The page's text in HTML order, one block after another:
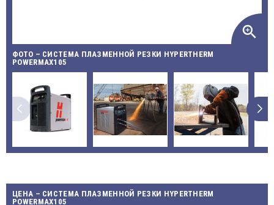
zoom_in
ФОТО – СИСТЕМА ПЛАЗМЕННОЙ РЕЗКИ HYPERTHERM
POWERMAX105
ЦЕНА – СИСТЕМА ПЛАЗМЕННОЙ РЕЗКИ HYPERTHERM
POWERMAX105